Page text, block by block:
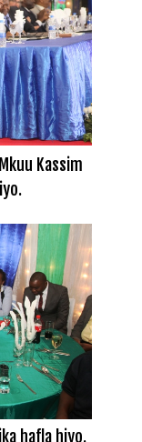
Kassim
hafla hiyo.